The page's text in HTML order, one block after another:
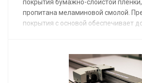
покрытия бумажно-слоистой
пропитана меламиновой смолой.
покрытия с основой обеспечивает
Обеспечиваем: